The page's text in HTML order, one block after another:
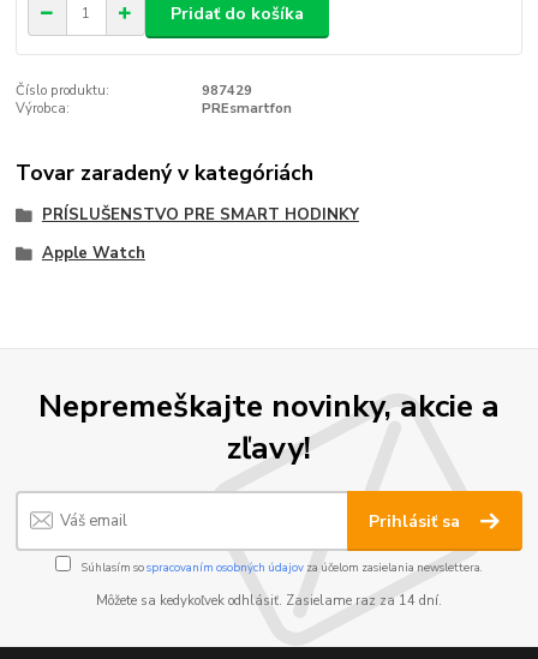
Pridať do košíka
Číslo produktu:
987429
Výrobca:
PREsmartfon
Tovar zaradený v kategóriách
PRÍSLUŠENSTVO PRE SMART HODINKY
Apple Watch
Nepremeškajte novinky, akcie a
zľavy!
Prihlásiť sa
Súhlasím sospracovaním osobných údajov za účelom zasielania newslettera.
Môžete sa kedykoľvek odhlásiť. Zasielame raz za 14 dní.